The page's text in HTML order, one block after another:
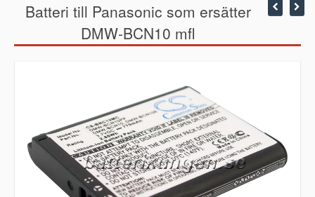
Batteri till Panasonic som ersätter
DMW-BCN10 mfl